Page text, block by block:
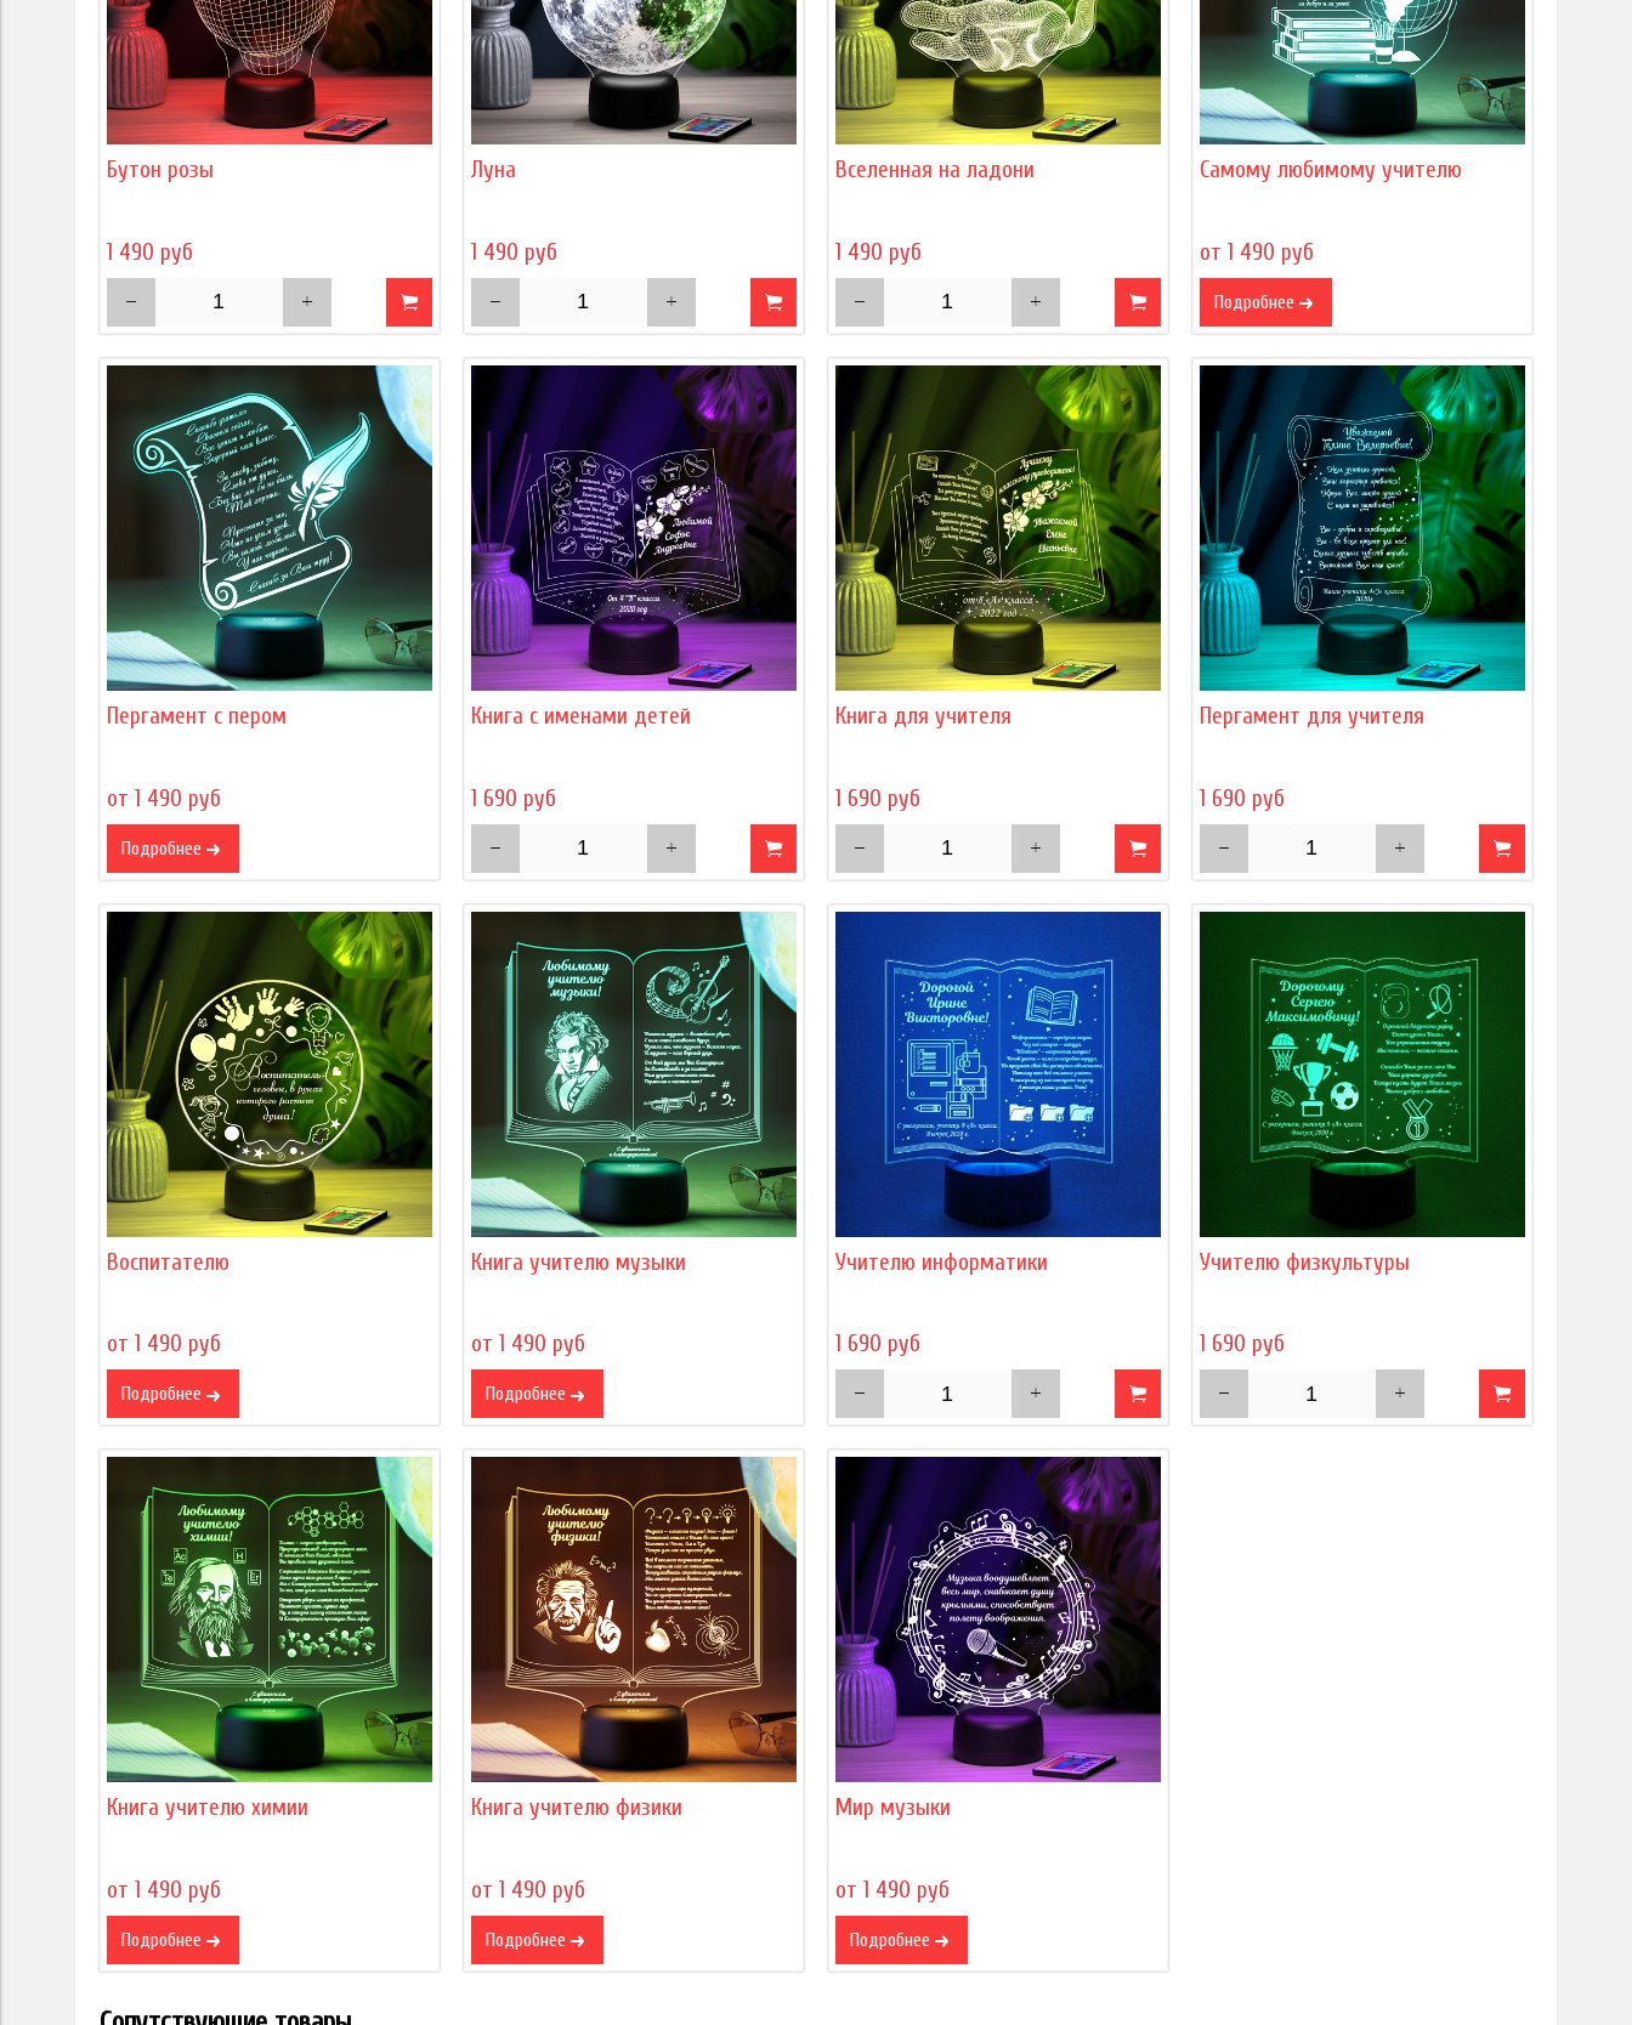
Бутон розы
1 490 руб
Луна
1 490 руб
Вселенная на ладони
1 490 руб
Самому любимому учителю
от 1 490 руб
Подробнее
Пергамент с пером
от 1 490 руб
Подробнее
Книга с именами детей
1 690 руб
Книга для учителя
1 690 руб
Пергамент для учителя
1 690 руб
Воспитателю
от 1 490 руб
Подробнее
Книга учителю музыки
от 1 490 руб
Подробнее
Учителю информатики
1 690 руб
Учителю физкультуры
1 690 руб
Книга учителю химии
от 1 490 руб
Подробнее
Книга учителю физики
от 1 490 руб
Подробнее
Мир музыки
от 1 490 руб
Подробнее